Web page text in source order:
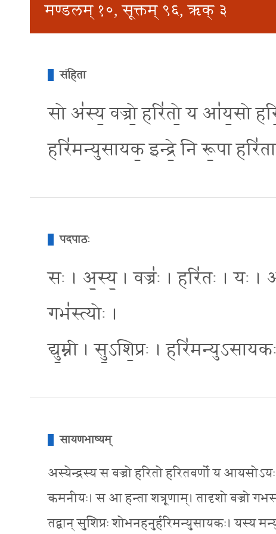
मण्डलम् १०, सूक्तम् ९६, ऋक् ३
संहिता
सो अ॑स्य॒ वज्रो॒ हरि॑तो॒ य आ॑य॒सो
हरि॑मन्युसायक॒ इन्द्रे॒ नि रू॒पा हरि॑ता
पदपाठः
सः । अ॒स्य॒ । वज्रः॑ । हरि॑तः । यः
गभ॑स्त्योः ।
द्यु॒म्नी । सु॒ऽशि॒प्रः ।
सायणभाष्यम्
अस्येन्द्रस्य स वज्रो हरितो हरितवर्णो य आयसोऽयः
कमनीयः। स आ हन्ता शत्रूणाम्। तादृशो वज्रो
तद्वान् सुशिप्रः शोभनहनुर्हरिमन्युसायकः। यस्य